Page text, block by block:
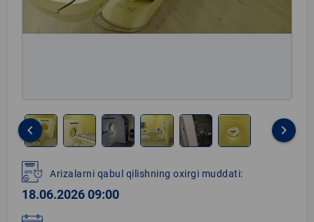
1
of
6
keyboard_arrow_left keyboard_arrow_right
Arizalarni qabul qilishning oxirgi muddati:
18.06.2026 09:00